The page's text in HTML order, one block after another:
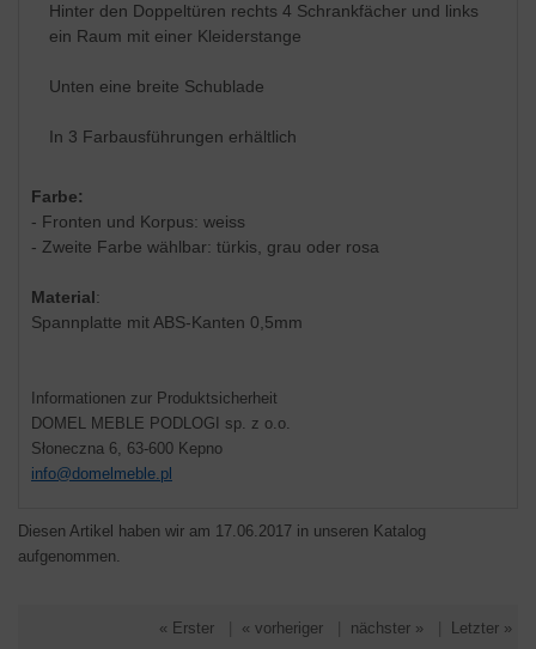
Hinter den Doppeltüren rechts 4 Schrankfächer und links
ein Raum mit einer Kleiderstange
Unten eine breite Schublade
In 3 Farbausführungen erhältlich
Farbe:
- Fronten und Korpus: weiss
- Zweite Farbe wählbar: türkis, grau oder rosa
Material:
Spannplatte mit ABS-Kanten 0,5mm
Informationen zur Produktsicherheit
DOMEL MEBLE PODLOGI sp. z o.o.
Słoneczna 6, 63-600 Kepno
info@domelmeble.pl
Diesen Artikel haben wir am 17.06.2017 in unseren Katalog
aufgenommen.
« Erster « vorheriger nächster » Letzter »